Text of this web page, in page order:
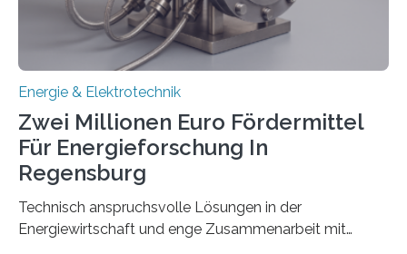
Gesetz (EEG) sind Netzbetreiber…
Energie & Elektrotechnik
Zwei Millionen Euro Fördermittel
Für Energieforschung In
Regensburg
Technisch anspruchsvolle Lösungen in der
Energiewirtschaft und enge Zusammenarbeit mit